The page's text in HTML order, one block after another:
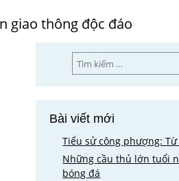
giao thông độc đáo
kiếm
cho:
Bài viết mới
Tiểu sử công phượng:
Những cầu thủ lớn tuổi
bóng đá